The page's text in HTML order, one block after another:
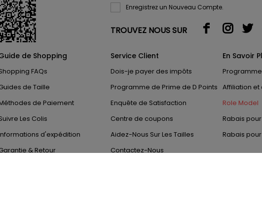
Enregistrez un Nouveau Compte.
TROUVEZ NOUS SUR
de Shopping
FAQs
de Taille
de Paiement
Les Colis
d'expédition
& Retour
Service Client
Dois-je payer des impôts
Programme de Prime de D Points
Enquête de Satisfaction
Centre de coupons
Aidez-Nous Sur Les Tailles
Contactez-Nous
En Savoir
Programme
Affiliation et
Role Model
Rabais
Rabais